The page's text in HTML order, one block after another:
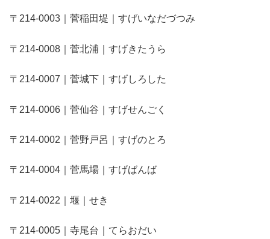
〒214-0003｜菅稲田堤｜すげいなだづつみ
〒214-0008｜菅北浦｜すげきたうら
〒214-0007｜菅城下｜すげしろした
〒214-0006｜菅仙谷｜すげせんごく
〒214-0002｜菅野戸呂｜すげのとろ
〒214-0004｜菅馬場｜すげばんば
〒214-0022｜堰｜せき
〒214-0005｜寺尾台｜てらおだい